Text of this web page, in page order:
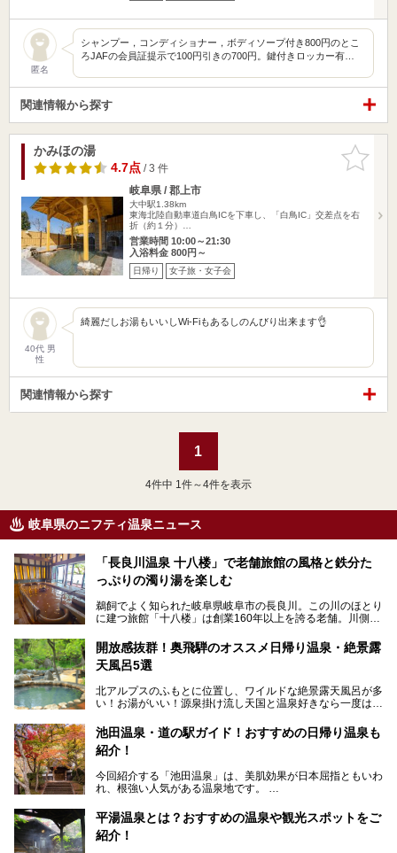
匿名
シャンプー，コンディショナー，ボディソープ付き800円のとこ
ろJAFの会員証提示で100円引きの700円。鍵付きロッカー有…
関連情報から探す
お気に入
りに追加
かみほの湯
4.7点/ 3 件
岐阜県 / 郡上市
大中駅1.38km
東海北陸自動車道白鳥ICを下車し、「白鳥IC」交差点を右
折（約１分）…
営業時間 10:00～21:30
入浴料金 800円～
日帰り 女子旅・女子会
40代 男
性
綺麗だしお湯もいいしWi-Fiもあるしのんびり出来ます👌
関連情報から探す
1
4件中 1件～4件を表示
岐阜県のニフティ温泉ニュース
「長良川温泉 十八楼」で老舗旅館の風格と鉄分た
っぷりの濁り湯を楽しむ
鵜飼でよく知られた岐阜県岐阜市の長良川。この川のほとり
に建つ旅館「十八楼」は創業160年以上を誇る老舗。川側の
濁り湯で、地産地消にこだわった食事も定評があります。
そして大浴場は日帰り入浴もできるんですよ。泊まりでも日
岐阜の手仕事に触れる旅とともに楽しんでみてはいかがでし
ょう！
───
提供元：岐阜県【PR】
この記事は岐阜県のPR記事です。
開放感抜群！奥飛騨のオススメ日帰り温泉・絶景露
天風呂5選
北アルプスのふもとに位置し、ワイルドな絶景露天風呂が多
い！お湯がいい！源泉掛け流し天国と温泉好きなら一度は行
「平湯温泉」「福地温泉」「新平湯温泉」「栃尾温泉」「新
穂高温泉」と5つの温泉地を総称して奥飛騨温泉郷と呼びま
風呂を5ヶ所ご紹介したいと思います。いずれも素晴らしい
温泉ですよ！
池田温泉・道の駅ガイド！おすすめの日帰り温泉も
紹介！
今回紹介する「池田温泉」は、美肌効果が日本屈指ともいわ
れ、根強い人気がある温泉地です。
温泉旅として利用することができます。
池田温泉には道の駅があるなど、温泉、観光、買い物と、さ
平湯温泉とは？おすすめの温泉や観光スポットをご
紹介！